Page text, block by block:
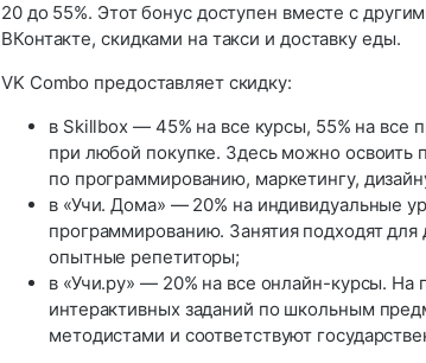
20 до 55%. Этот бонус доступен вместе с
ВКонтакте, скидками на такси и доставку еды.
VK Combo предоставляет скидку:
в Skillbox — 45% на все курсы, 55% на все
при любой покупке. Здесь можно освоить
по программированию, маркетингу,
в «Учи. Дома» — 20% на индивидуальные
программированию. Занятия подходят для
опытные репетиторы;
в «Учи.ру» — 20% на все онлайн-курсы.
интерактивных заданий по школьным
методистами и соответствуют